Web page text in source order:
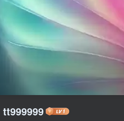
tt999999